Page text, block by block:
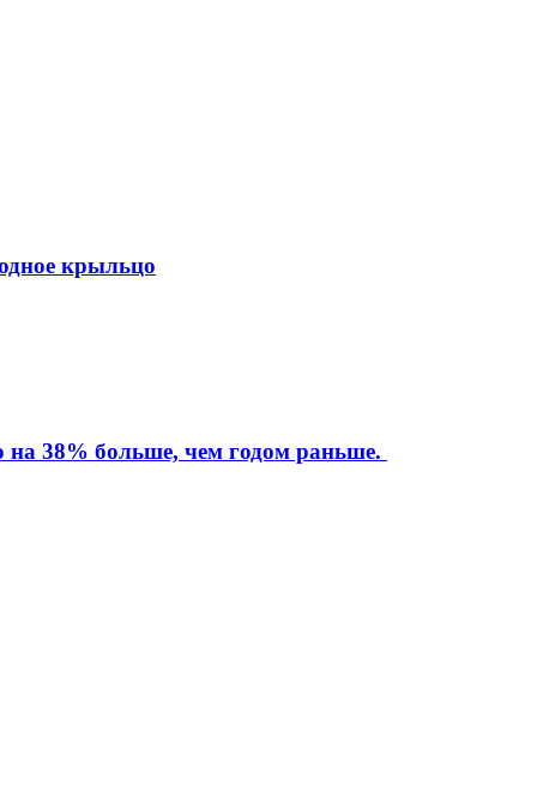
крыльцо
на 38% больше, чем годом раньше.